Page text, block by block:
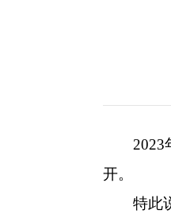
2023年
开。
特此说